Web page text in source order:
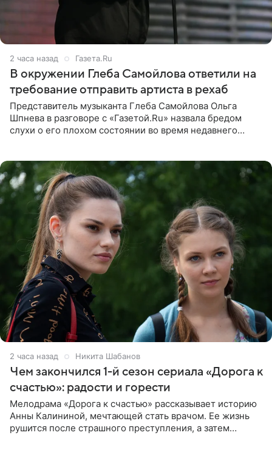
2 часа назад Газета.Ru
В окружении Глеба Самойлова ответили на
требование отправить артиста в рехаб
Представитель музыканта Глеба Самойлова Ольга
Шпнева в разговоре с «Газетой.Ru» назвала бредом
слухи о его плохом состоянии во время недавнего
2 часа назад Никита Шабанов
Чем закончился 1-й сезон сериала «Дорога к
счастью»: радости и горести
Мелодрама «Дорога к счастью» рассказывает историю
Анны Калининой, мечтающей стать врачом. Ее жизнь
рушится после страшного преступления, а затем